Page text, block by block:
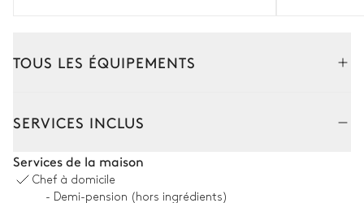
TOUS LES ÉQUIPEMENTS
Cheminée
Terrasse
SERVICES INCLUS
Services de la maison
Chef à domicile
- Demi-pension (hors ingrédients)